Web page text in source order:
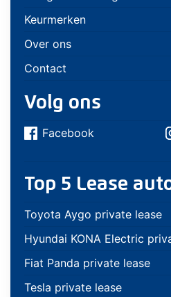
Keurmerken
Over ons
Contact
Volg ons
Facebook
Top 5 Lease
Toyota Aygo private lease
Hyundai KONA Electric
Fiat Panda private lease
Tesla private lease